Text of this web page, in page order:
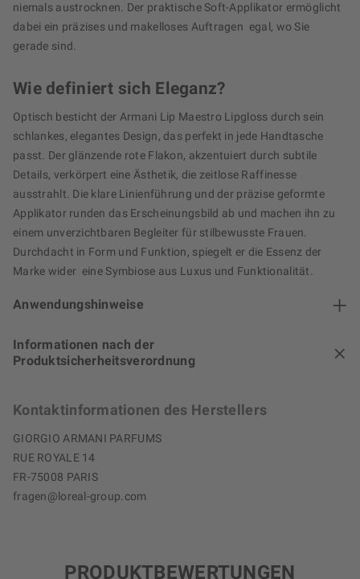
niemals austrocknen. Der praktische Soft-Applikator ermöglicht
dabei ein präzises und makelloses Auftragen  egal, wo Sie
gerade sind.
Wie definiert sich Eleganz?
Optisch besticht der Armani Lip Maestro Lipgloss durch sein
schlankes, elegantes Design, das perfekt in jede Handtasche
passt. Der glänzende rote Flakon, akzentuiert durch subtile
Details, verkörpert eine Ästhetik, die zeitlose Raffinesse
ausstrahlt. Die klare Linienführung und der präzise geformte
Applikator runden das Erscheinungsbild ab und machen ihn zu
einem unverzichtbaren Begleiter für stilbewusste Frauen.
Durchdacht in Form und Funktion, spiegelt er die Essenz der
Marke wider  eine Symbiose aus Luxus und Funktionalität.
Anwendungshinweise
Informationen nach der
Produktsicherheitsverordnung
Kontaktinformationen des Herstellers
GIORGIO ARMANI PARFUMS
RUE ROYALE 14
FR-75008 PARIS
fragen@loreal-group.com
PRODUKTBEWERTUNGEN